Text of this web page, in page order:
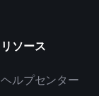
リソース
ヘルプセンター